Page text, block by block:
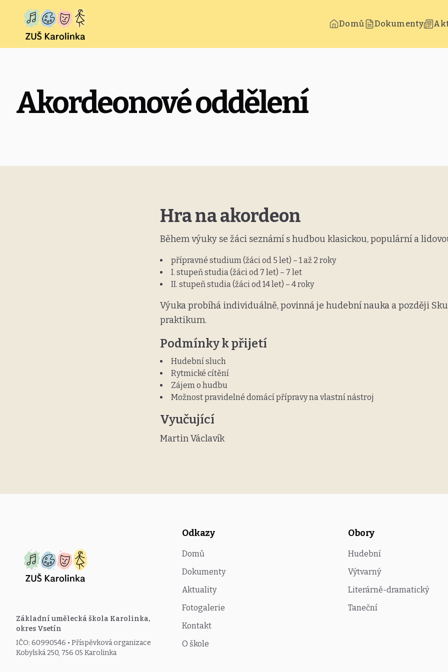
Domů Dokumenty
Akordeonové oddělení
Hra na akordeon
Během výuky se žáci seznámí s hudbou klasickou, populární a
přípravné studium (žáci od 5 let) – 1 až 2 roky
I. stupeň studia (žáci od 7 let) – 7 let
II. stupeň studia (žáci od 14 let) – 4 roky
Výuka probíhá individuálně, povinná je hudební nauka a později
praktikum.
Podmínky k přijetí
Hudební sluch
Rytmické cítění
Zájem o hudbu
Možnost pravidelné domácí přípravy na vlastní nástroj
Vyučující
Martin Václavík
Základní umělecká škola Karolinka,
okres Vsetín
IČO: 60990546 • Příspěvková organizace
Kobylská 250, 756 05 Karolinka
Odkazy
Domů
Dokumenty
Aktuality
Fotogalerie
Kontakt
O škole
Obory
Hudební
Výtvarný
Literárně-dramatický
Taneční